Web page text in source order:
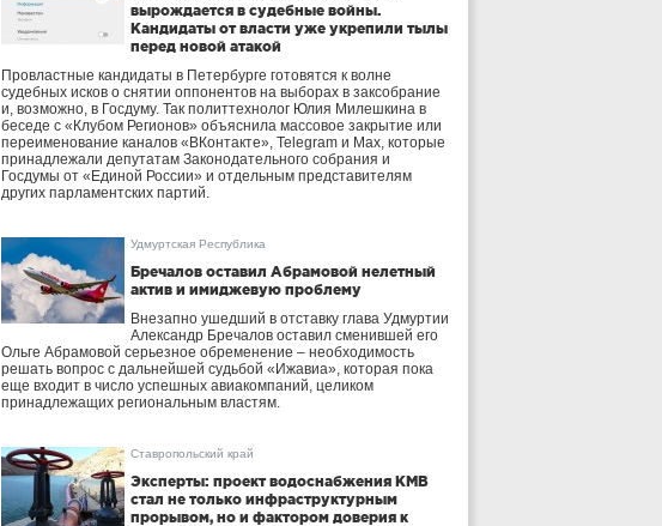
вырождается в судебные войны.
Кандидаты от власти уже укрепили тылы
перед новой атакой
Провластные кандидаты в Петербурге готовятся к волне
судебных исков о снятии оппонентов на выборах в заксобрание
и, возможно, в Госдуму. Так политтехнолог Юлия Милешкина в
беседе с «Клубом Регионов» объяснила массовое закрытие или
переименование каналов «ВКонтакте», Telegram и Max, которые
принадлежали депутатам Законодательного собрания и
Госдумы от «Единой России» и отдельным представителям
других парламентских партий.
Удмуртская Республика
Бречалов оставил Абрамовой нелетный
актив и имиджевую проблему
Внезапно ушедший в отставку глава Удмуртии
Александр Бречалов оставил сменившей его
Ольге Абрамовой серьезное обременение – необходимость
решать вопрос с дальнейшей судьбой «Ижавиа», которая пока
еще входит в число успешных авиакомпаний, целиком
принадлежащих региональным властям.
Ставропольский край
Эксперты: проект водоснабжения КМВ
стал не только инфраструктурным
прорывом, но и фактором доверия к